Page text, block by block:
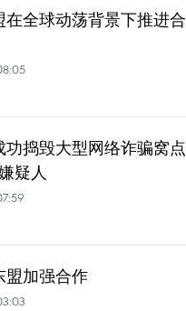
在全球动荡背景下推进合
功捣毁大型网络诈骗窝点
疑人
盟加强合作